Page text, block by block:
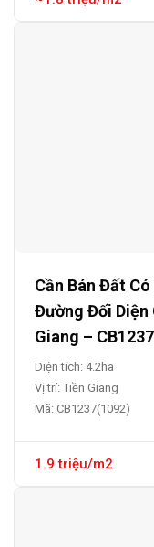
Cần Bán Đất
Đường Đối Diện
Giang –
Diện tích: 4.2ha
Vị trí: Tiền Giang
Mã: CB1237(1092)
1.9 triệu/m2